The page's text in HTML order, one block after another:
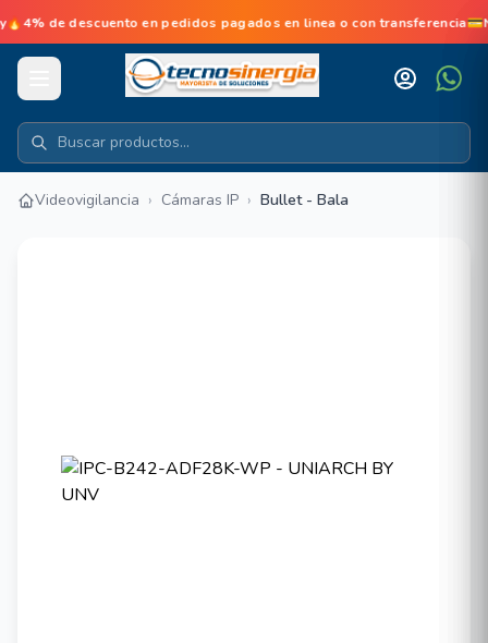
de descuento en pedidos pagados en linea o con
Videovigilancia › Cámaras IP › Bullet - Bala